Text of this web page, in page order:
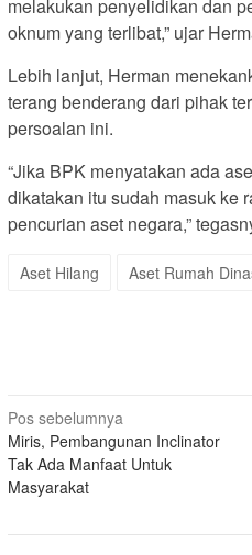
melakukan penyelidikan dan
oknum yang terlibat,” ujar
Lebih lanjut, Herman
terang benderang dari pihak
persoalan ini.
“Jika BPK menyatakan ada
dikatakan itu sudah masuk ke
pencurian aset negara,”
Aset Hilang Aset Rumah
Navigasi
pos
Pos sebelumnya
Miris, Pembangunan Inclinator
Tak Ada Manfaat Untuk
Masyarakat